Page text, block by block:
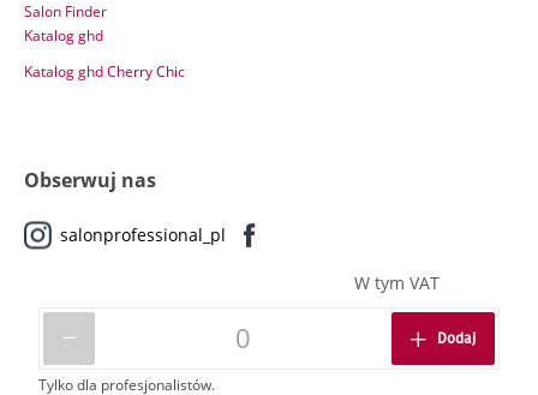
W tym VAT
Dodaj
Tylko dla profesjonalistów.
Salon Finder
Katalog ghd
Katalog ghd Cherry Chic
Obserwuj nas
salonprofessional_pl